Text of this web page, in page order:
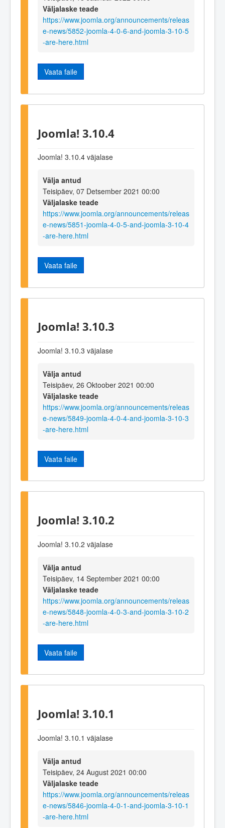
Väljalaske teade
https://www.joomla.org/announcements/releas
e-news/5852-joomla-4-0-6-and-joomla-3-10-5
-are-here.html
Vaata faile
Joomla! 3.10.4
Joomla! 3.10.4 väjalase
Välja antud
Teisipäev, 07 Detsember 2021 00:00
Väljalaske teade
https://www.joomla.org/announcements/releas
e-news/5851-joomla-4-0-5-and-joomla-3-10-4
-are-here.html
Vaata faile
Joomla! 3.10.3
Joomla! 3.10.3 väjalase
Välja antud
Teisipäev, 26 Oktoober 2021 00:00
Väljalaske teade
https://www.joomla.org/announcements/releas
e-news/5849-joomla-4-0-4-and-joomla-3-10-3
-are-here.html
Vaata faile
Joomla! 3.10.2
Joomla! 3.10.2 väjalase
Välja antud
Teisipäev, 14 September 2021 00:00
Väljalaske teade
https://www.joomla.org/announcements/releas
e-news/5848-joomla-4-0-3-and-joomla-3-10-2
-are-here.html
Vaata faile
Joomla! 3.10.1
Joomla! 3.10.1 väjalase
Välja antud
Teisipäev, 24 August 2021 00:00
Väljalaske teade
https://www.joomla.org/announcements/releas
e-news/5846-joomla-4-0-1-and-joomla-3-10-1
-are-here.html